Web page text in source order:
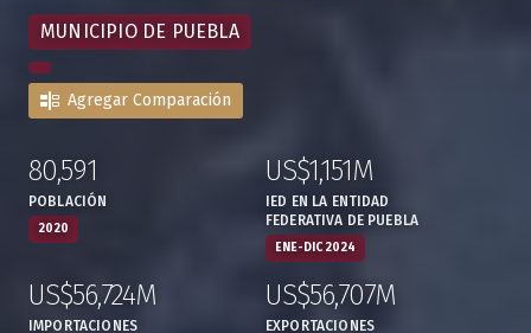
MUNICIPIO DE PUEBLA
Agregar Comparación
2020
:80,591
POBLACIÓN
ENE-DIC 2024
:US$1,151M
IED EN LA ENTIDAD
FEDERATIVA DE PUEBLA
:US$56,724M
IMPORTACIONES
:US$56,707M
EXPORTACIONES